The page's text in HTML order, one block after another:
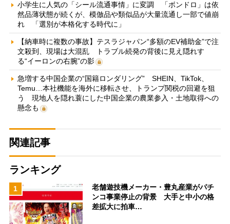
小学生に人気の「シール流通事情」に変調 「ボンドロ」は依
然品薄状態が続くが、模倣品や類似品が大量流通し一部で値崩
れ 「選別が本格化する時代に」
【納車時に複数の事故】テスラジャパン“多額のEV補助金”で注
文殺到、現場は大混乱 トラブル続発の背後に見え隠れす
る“イーロンの右腕”の影
急増する中国企業の“国籍ロンダリング” SHEIN、TikTok、
Temu…本社機能を海外に移転させ、トランプ関税の回避を狙
う 現地人を隠れ蓑にした中国企業の農業参入・土地取得への
懸念も
関連記事
ランキング
1
老舗遊技機メーカー・豊丸産業がパチ
ンコ事業停止の背景 大手と中小の格
差拡大に拍車…